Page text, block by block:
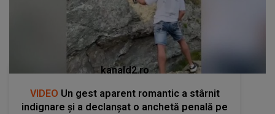
kanald2.ro
VIDEO Un gest aparent romantic a stârnit
indignare și a declanșat o anchetă penală pe